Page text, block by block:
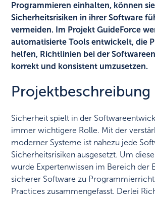
Programmieren einhalten, können
Sicherheitsrisiken in ihrer Software
vermeiden. Im Projekt GuideForce
automatisierte Tools entwickelt, die
helfen, Richtlinien bei der
korrekt und konsistent umzusetzen.
Projektbeschreibung
Sicherheit spielt in der
immer wichtigere Rolle. Mit der
moderner Systeme ist nahezu jede
Sicherheitsrisiken ausgesetzt. Um
wurde Expertenwissen im Bereich der
sicherer Software zu
Practices zusammengefasst. Derlei